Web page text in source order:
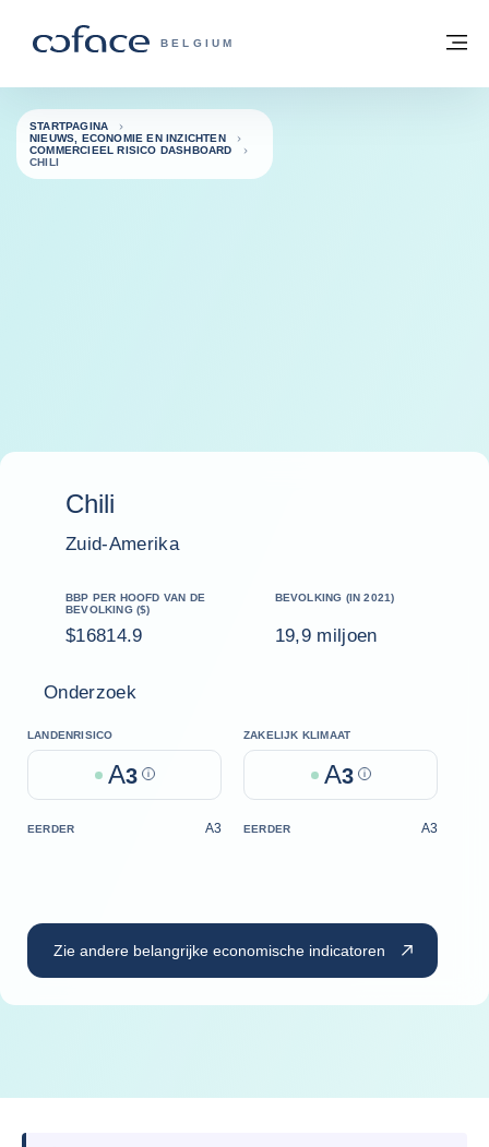
COFACE, FOR TRADE - GROEP
BELGIUM
Terug naar startpagina
STARTPAGINA
NIEUWS, ECONOMIE EN INZICHTEN
COMMERCIEEL RISICO DASHBOARD
CHILI
Chili
Zuid-Amerika
BBP PER HOOFD VAN DE
BEVOLKING ($)
$16814.9
BEVOLKING (IN 2021)
19,9 miljoen
Onderzoek
LANDENRISICO
A3 Help
ZAKELIJK KLIMAAT
A3 Help
EERDER A3 EERDER A3
Zie andere belangrijke economische indicatoren